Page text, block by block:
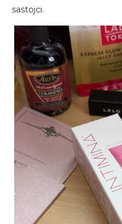
sastojci.